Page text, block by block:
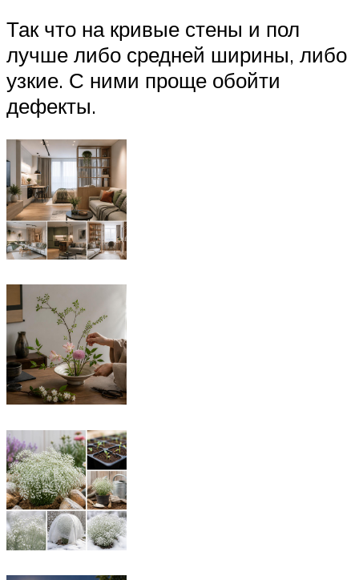
Так что на кривые стены и пол
лучше либо средней ширины, либо
узкие. С ними проще обойти
дефекты.